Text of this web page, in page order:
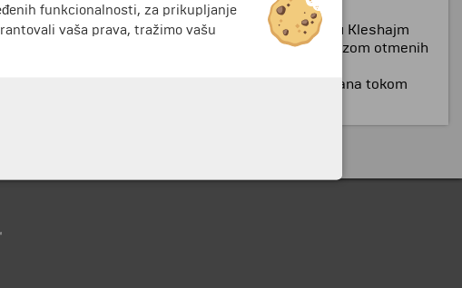
i pijaca.
cara Franca Jozefa I, koji se preselio u palatu Kleshajm
sa centralnom pijacom. Trg je okružen nizom otmenih
mačeva rudara iz Dirnberga, vatru Svetog Jovana tokom
funkcionalnosti, za prikupljanje
vaša prava, tražimo vašu